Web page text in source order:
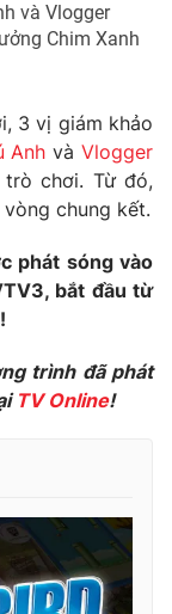
và Vlogger
Chim Xanh
3 vị giám khảo
Anh vàVlogger
chơi. Từ đó,
chung kết.
phát sóng vào
bắt đầu từ
trình đã phát
TV Online!